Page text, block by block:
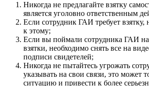
Никогда не предлагайте взятку
является уголовно ответственным
Если сотрудник ГАИ требует взятку,
к этому;
Если вы поймали сотрудника ГАИ
взятки, необходимо снять все на
подписи свидетелей;
Никогда не пытайтесь угрожать
указывать на свои связи, это может
ситуацию и привести к более